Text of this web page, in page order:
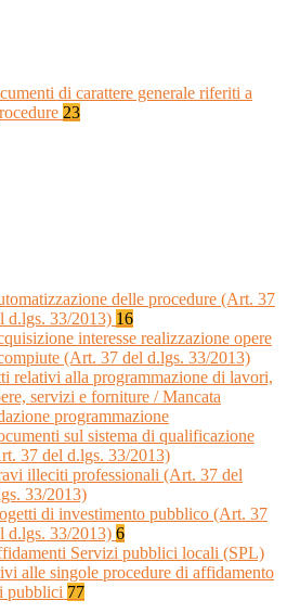
di carattere generale riferiti a
23
delle procedure (Art. 37
d.lgs. 33/2013) 16
interesse realizzazione opere
(Art. 37 del d.lgs. 33/2013)
relativi alla programmazione di lavori,
servizi e forniture / Mancata
programmazione
sul sistema di qualificazione
37 del d.lgs. 33/2013)
illeciti professionali (Art. 37 del
33/2013)
di investimento pubblico (Art. 37
d.lgs. 33/2013) 6
Servizi pubblici locali (SPL)
alle singole procedure di affidamento
pubblici 77